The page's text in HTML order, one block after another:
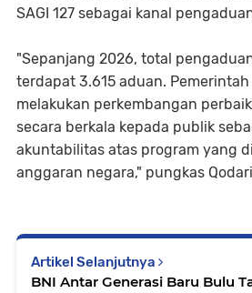
SAGI 127 sebagai kanal
"Sepanjang 2026, total
terdapat 3.615 aduan.
melakukan perkembangan
secara berkala kepada publik
akuntabilitas atas program yang
anggaran negara," pungkas Qodari
Artikel Selanjutnya
BNI Antar Generasi Baru Bulu